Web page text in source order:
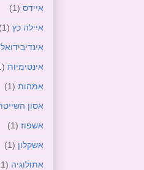
איידס (1)
איילה כץ (1)
אינטימיות
אמהות (1)
אסון
אשפוז (1)
אשקלון (1)
אתולוגיה